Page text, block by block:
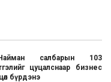
салбарын 103
цуцалснаар бизнес
бүрдэнэ